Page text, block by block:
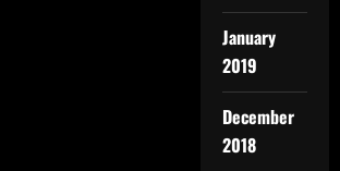
January
2019
December
2018